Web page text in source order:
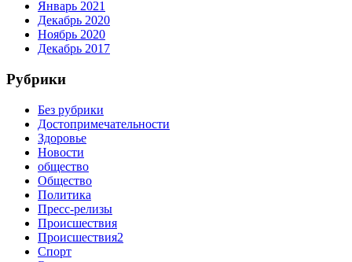
Январь 2021
Декабрь 2020
Ноябрь 2020
Декабрь 2017
Рубрики
Без рубрики
Достопримечательности
Здоровье
Новости
общество
Общество
Политика
Пресс-релизы
Происшествия
Происшествия2
Спорт